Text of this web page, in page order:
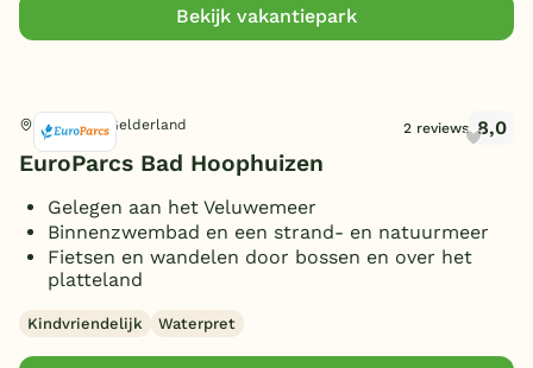
Bekijk vakantiepark
Hulshorst, Gelderland 2 reviews 8,0
EuroParcs Bad Hoophuizen
Gelegen aan het Veluwemeer
Binnenzwembad en een strand- en natuurmeer
Fietsen en wandelen door bossen en over het
platteland
Kindvriendelijk Waterpret